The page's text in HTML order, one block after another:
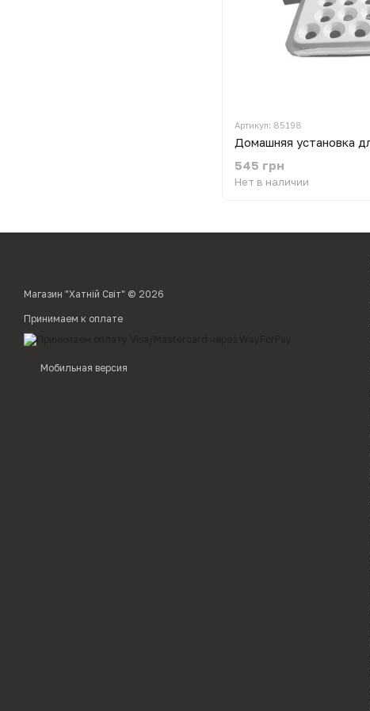
Артикул: 85198
545 грн
Нет в наличии
Магазин "Хатній Світ" © 2026
Принимаем к оплате
Мобильная версия